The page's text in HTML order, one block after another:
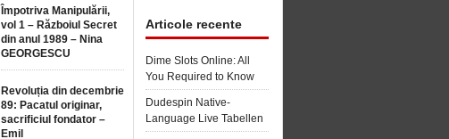
Împotriva Manipulării,
vol 1 – Războiul Secret
din anul 1989 – Nina
GEORGESCU
Revoluția din decembrie
89: Pacatul originar,
sacrificiul fondator –
Emil
Articole recente
Dime Slots Online: All
You Required to Know
Dudespin Native-
Language Live Tabellen